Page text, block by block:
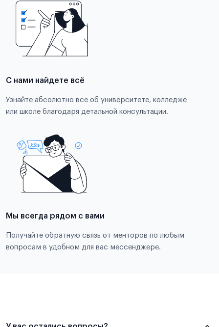
С нами найдете всё
Узнайте абсолютно все об университете, колледже
или школе благодаря детальной консультации.
Мы всегда рядом с вами
Получайте обратную связь от менторов по любым
вопросам в удобном для вас мессенджере.